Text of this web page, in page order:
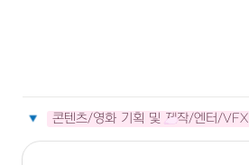
콘텐츠/영화 기획 및 제작/엔터/VFX